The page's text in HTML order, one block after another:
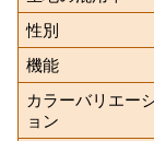
性別
機能
カラーバリエー
ョン